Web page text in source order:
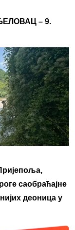
– 9.
саобраћајне
деоница у